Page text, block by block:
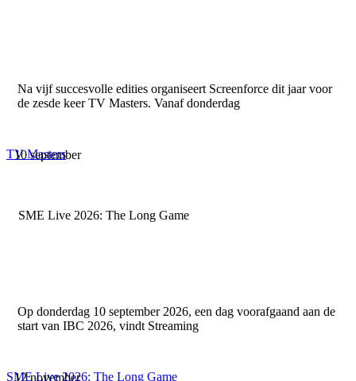
Na vijf succesvolle edities organiseert Screenforce dit jaar voor
de zesde keer TV Masters. Vanaf donderdag
TV Masters
10 september
SME Live 2026: The Long Game
Op donderdag 10 september 2026, een dag voorafgaand aan de
start van IBC 2026, vindt Streaming
SME Live 2026: The Long Game
12 november